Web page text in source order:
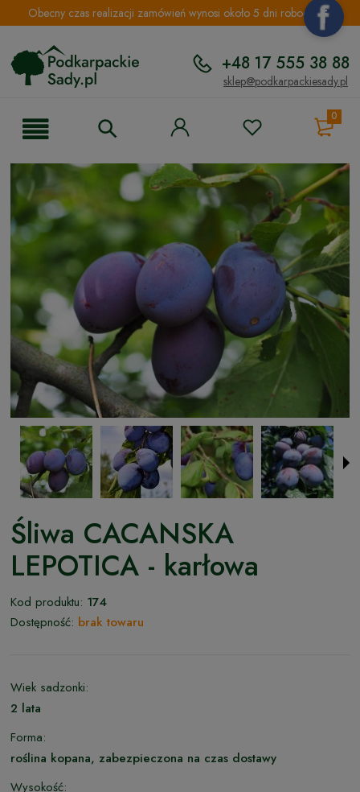
Obecny czas realizacji zamówień wynosi około 5 dni roboczych.
+48 17 555 38 88
sklep@podkarpackiesady.pl
0
Śliwa CACANSKA
LEPOTICA - karłowa
Kod produktu: 174
Dostępność: brak towaru
Wiek sadzonki:
2 lata
Forma:
roślina kopana, zabezpieczona na czas dostawy
Wysokość: